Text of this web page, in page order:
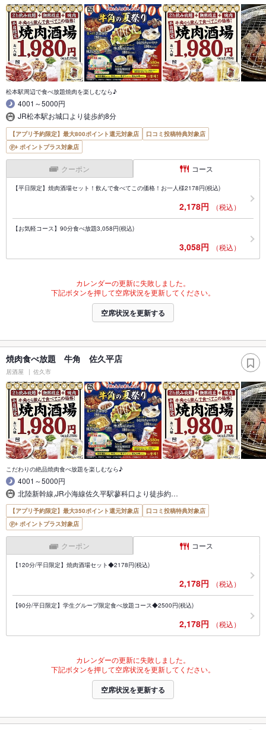
松本駅周辺で食べ放題焼肉を楽しむなら♪
4001～5000円
JR松本駅お城口より徒歩約8分
【アプリ予約限定】最大800ポイント還元対象店
口コミ投稿特典対象店
ポイントプラス対象店
クーポン コース
【平日限定】焼肉酒場セット！飲んで食べてこの価格！お一人様2178円(税込)
2,178円 （税込）
【お気軽コース】90分食べ放題3,058円(税込)
3,058円 （税込）
カレンダーの更新に失敗しました。
下記ボタンを押して空席状況を更新してください。
空席状況を更新する
焼肉食べ放題 牛角 佐久平店
居酒屋 佐久市
こだわりの絶品焼肉食べ放題を楽しむなら♪
4001～5000円
北陸新幹線,JR小海線佐久平駅蓼科口より徒歩約…
【アプリ予約限定】最大350ポイント還元対象店
口コミ投稿特典対象店
ポイントプラス対象店
クーポン コース
【120分/平日限定】焼肉酒場セット◆2178円(税込)
2,178円 （税込）
【90分/平日限定】学生グループ限定食べ放題コース◆2500円(税込)
2,178円 （税込）
カレンダーの更新に失敗しました。
下記ボタンを押して空席状況を更新してください。
空席状況を更新する